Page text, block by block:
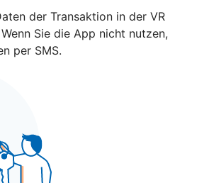
der Transaktion in der VR
Sie die App nicht nutzen,
per SMS.